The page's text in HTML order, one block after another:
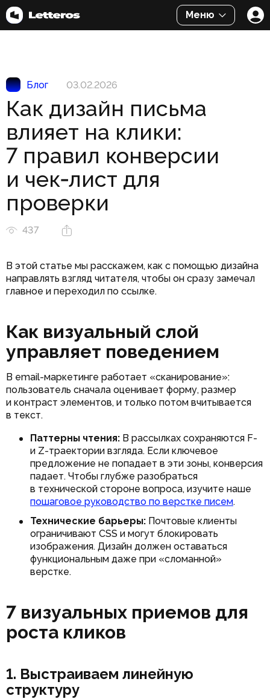
Меню
Блог 03.02.2026
Как дизайн письма
влияет на клики:
7 правил конверсии
и чек‑лист для
проверки
437
В этой статье мы расскажем, как с помощью дизайна
направлять взгляд читателя, чтобы он сразу замечал
главное и переходил по ссылке.
Как визуальный слой
управляет поведением
В email-маркетинге работает «сканирование»:
пользователь сначала оценивает форму, размер
и контраст элементов, и только потом вчитывается
в текст.
Паттерны чтения: В рассылках сохраняются F-
и Z-траектории взгляда. Если ключевое
предложение не попадает в эти зоны, конверсия
падает. Чтобы глубже разобраться
в технической стороне вопроса, изучите наше
пошаговое руководство по верстке писем.
Технические барьеры: Почтовые клиенты
ограничивают CSS и могут блокировать
изображения. Дизайн должен оставаться
функциональным даже при «сломанной»
верстке.
7 визуальных приемов для
роста кликов
1. Выстраиваем линейную
структуру